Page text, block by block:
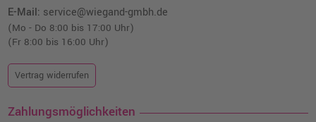
E-Mail: service@wiegand-gmbh.de
(Mo - Do 8:00 bis 17:00 Uhr)
(Fr 8:00 bis 16:00 Uhr)
Vertrag widerrufen
Zahlungsmöglichkeiten